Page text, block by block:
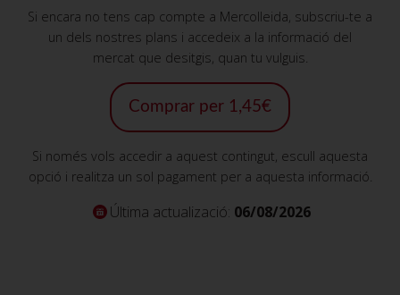
Si encara no tens cap compte a Mercolleida, subscriu-te a
un dels nostres plans i accedeix a la informació del
mercat que desitgis, quan tu vulguis.
Comprar per 1,45€
Si només vols accedir a aquest contingut, escull aquesta
opció i realitza un sol pagament per a aquesta informació.
Última actualizació: 06/08/2026